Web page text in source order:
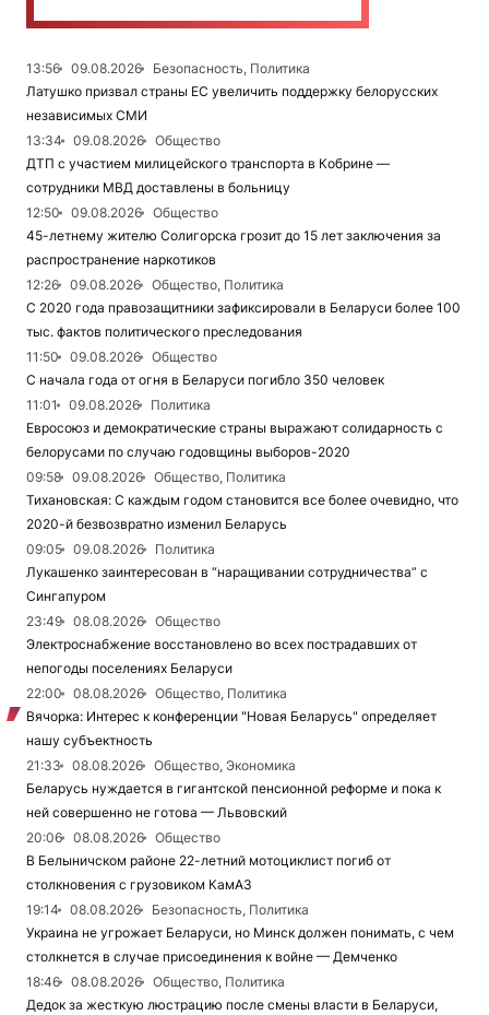
13:56 09.08.2026
Безопасность, Политика
Латушко призвал страны ЕС увеличить поддержку белорусских
независимых СМИ
13:34
09.08.2026
Общество
ДТП с участием милицейского транспорта в Кобрине —
сотрудники МВД доставлены в больницу
12:50
09.08.2026
Общество
45-летнему жителю Солигорска грозит до 15 лет заключения за
распространение наркотиков
12:26
09.08.2026
Общество, Политика
С 2020 года правозащитники зафиксировали в Беларуси более 100
тыс. фактов политического преследования
11:50
09.08.2026
Общество
С начала года от огня в Беларуси погибло 350 человек
11:01
09.08.2026
Политика
Евросоюз и демократические страны выражают солидарность с
белорусами по случаю годовщины выборов-2020
09:58
09.08.2026
Общество, Политика
Тихановская: С каждым годом становится все более очевидно, что
2020-й безвозвратно изменил Беларусь
09:05
09.08.2026
Политика
Лукашенко заинтересован в “наращивании сотрудничества” с
Сингапуром
23:49
08.08.2026
Общество
Электроснабжение восстановлено во всех пострадавших от
непогоды поселениях Беларуси
22:00
08.08.2026
Общество, Политика
Вячорка: Интерес к конференции "Новая Беларусь" определяет
нашу субъектность
21:33
08.08.2026
Общество, Экономика
Беларусь нуждается в гигантской пенсионной реформе и пока к
ней совершенно не готова — Львовский
20:06
08.08.2026
Общество
В Белыничском районе 22-летний мотоциклист погиб от
столкновения с грузовиком КамАЗ
19:14
08.08.2026
Безопасность, Политика
Украина не угрожает Беларуси, но Минск должен понимать, с чем
столкнется в случае присоединения к войне — Демченко
18:46
08.08.2026
Общество, Политика
Дедок за жесткую люстрацию после смены власти в Беларуси,